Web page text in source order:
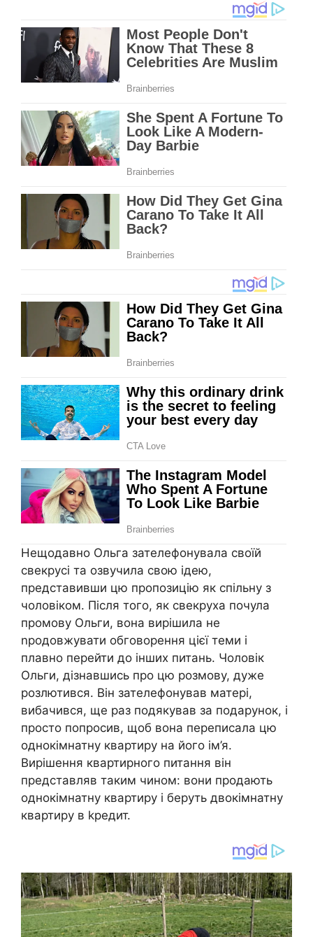
Нещодавно Ольга зателефонувала своїй
свекрусі та озвучила свою ідею,
представивши цю пропозицію як спільну з
чоловіком. Після того, як свекруха почула
промову Ольги, вона вирішила не
nродовжувати обговорення цієї теми і
плавно перейти до інших питань. Чоловік
Ольги, дізнавшись про цю розмову, дуже
розлютився. Він зателефонував матері,
вибачився, ще раз подякував за подарунок, і
просто попросив, щоб вона переписала цю
однокімнатну квартиру на його ім’я.
Вирішення квартирного питання він
представляв таким чином: вони продають
однокімнатну квартиру і беруть двокімнатну
квартиру в kредит.